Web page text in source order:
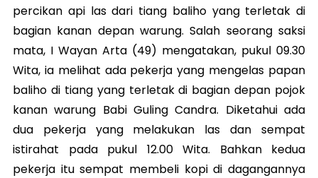
percikan api las dari tiang baliho yang terletak di
bagian kanan depan warung. Salah seorang saksi
mata, I Wayan Arta (49) mengatakan, pukul 09.30
Wita, ia melihat ada pekerja yang mengelas papan
baliho di tiang yang terletak di bagian depan pojok
kanan warung Babi Guling Candra. Diketahui ada
dua pekerja yang melakukan las dan sempat
istirahat pada pukul 12.00 Wita. Bahkan kedua
pekerja itu sempat membeli kopi di dagangannya